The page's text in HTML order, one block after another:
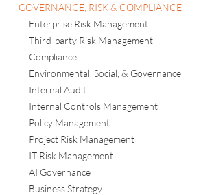
GOVERNANCE, RISK & COMPLIANCE
Enterprise Risk Management
Third-party Risk Management
Compliance
Environmental, Social, & Governance
Internal Audit
Internal Controls Management
Policy Management
Project Risk Management
IT Risk Management
AI Governance
Business Strategy